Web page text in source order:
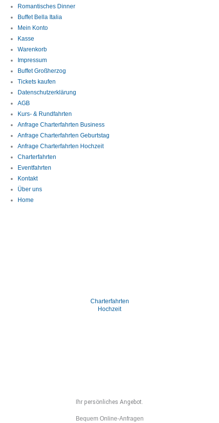
Romantisches Dinner
Buffet Bella Italia
Mein Konto
Kasse
Warenkorb
Impressum
Buffet Großherzog
Tickets kaufen
Datenschutzerklärung
AGB
Kurs- & Rundfahrten
Anfrage Charterfahrten Business
Anfrage Charterfahrten Geburtstag
Anfrage Charterfahrten Hochzeit
Charterfahrten
Eventfahrten
Kontakt
Über uns
Home
Charterfahrten
Hochzeit
Ihr persönliches Angebot.
Bequem Online-Anfragen